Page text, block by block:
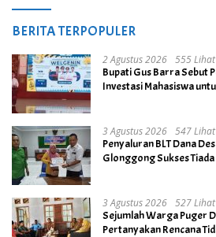
BERITA TERPOPULER
2 Agustus 2026 555 Lihat
Bupati Gus Barra Sebut
Investasi Mahasiswa
3 Agustus 2026 547 Lihat
Penyaluran BLT Dana
Glonggong Sukses
3 Agustus 2026 527 Lihat
Sejumlah Warga Puger
Pertanyakan Rencana